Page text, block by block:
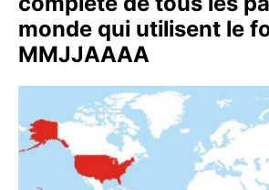
monde qui utilisent le
MMJJAAAA